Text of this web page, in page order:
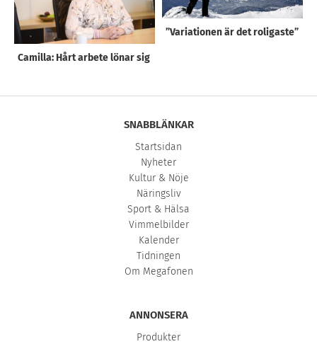
Camilla: Hårt arbete lönar sig
”Variationen är det roligaste”
SNABBLÄNKAR
Startsidan
Nyheter
Kultur & Nöje
Näringsliv
Sport & Hälsa
Vimmelbilder
Kalender
Tidningen
Om Megafonen
ANNONSERA
Produkter